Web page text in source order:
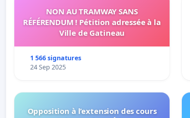
NON AU TRAMWAY SANS
RÉFÉRENDUM ! Pétition adressée à la
Ville de Gatineau
1 566 signatures
24 Sep 2025
Opposition à l’extension des cours